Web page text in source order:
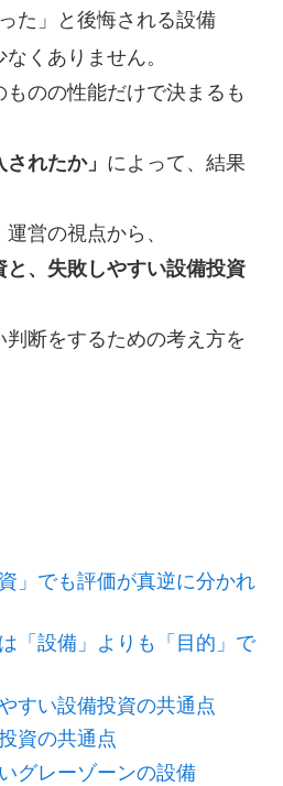
た」と後悔される設備
くありません。
のの性能だけで決まるも
れたか」 によって、結果
営の視点から、
と、失敗しやすい設備投資
断をするための考え方を
」でも評価が真逆に分かれ
「設備」よりも「目的」で
すい設備投資の共通点
資の共通点
グレーゾーンの設備